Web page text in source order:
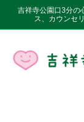
吉祥寺公園口3分の
ス、カウンセ